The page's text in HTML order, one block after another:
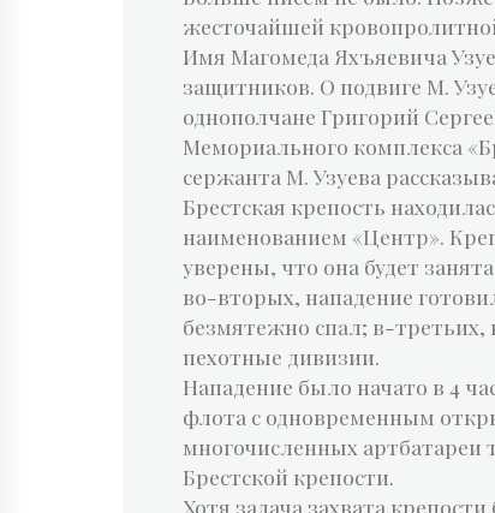
жесточайшей
Имя Магомеда Яхъяевича
защитников. О подвиге М.
однополчане Григорий
Мемориального комплекса
сержанта М. Узуева
Брестская крепость
наименованием «Центр».
уверены, что она будет
во-вторых, нападение
безмятежно спал; в-третьих,
пехотные дивизии.
Нападение было начато в 4
флота с одновременным
многочисленных артбатареи
Брестской крепости.
Хотя задача захвата